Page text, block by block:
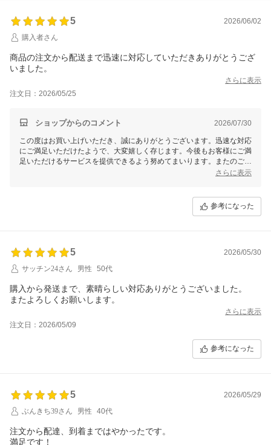
5
2026/06/02
購入者さん
商品の注文から配送まで迅速に対応していただきありがとうござ
いました。
さらに表示
注文日：2026/05/25
ショップからのコメント 2026/07/30
この度はお買い上げいただき、誠にありがとうございます。迅速な対応
にご満足いただけたようで、大変嬉しく存じます。今後もお客様にご満
足いただけるサービスを提供できるよう努めてまいります。またのご利
さらに表示
参考になった
5
2026/05/30
サッチン24さん
男性 50代
購入から発送まで、素晴らしい対応ありがとうございました。
またよろしくお願いします。
さらに表示
注文日：2026/05/09
参考になった
5
2026/05/29
ぶんきち39さん
男性 40代
注文から配達、到着まではやかったです。
満足です！